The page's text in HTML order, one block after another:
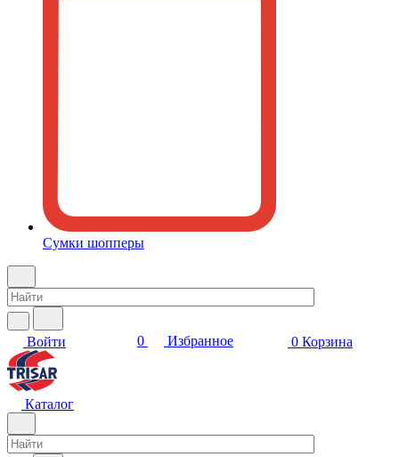
Сумки шопперы
Войти 0 Избранное 0 Корзина
Каталог